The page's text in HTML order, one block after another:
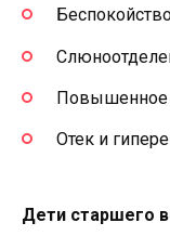
Повышенное
Отек и
Дети старшего